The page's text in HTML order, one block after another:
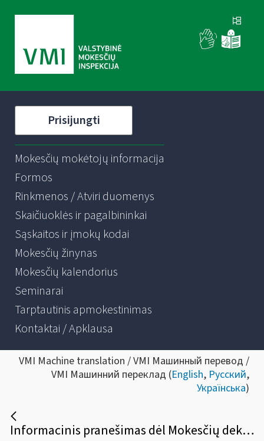
Prisijungti
Mokesčių mokėtojų informacija
Formos
Rinkmenos / Atviri duomenys
Skaičiuoklės ir pagalbininkai
Sąskaitos ir įmokų kodai
Mokesčių žinynas
Mokesčių kalendorius
Seminarai
Tarptautinis apmokestinimas
Kontaktai / Apklausa
VMI Machine translation / VMI Машинный перевод /
VMI Машинний переклад (English, Русский,
Українська)
Informacinis pranešimas dėl Mokesčių deklaracijų pateikimo, jų pateikimo termino pratęsimo ir mokesčių mokėtojų laikino atleidimo nuo mokesčių deklaracijų ir (arba) kitų teisės aktuose nurodytų dokumentų pateikimo taisyklių pakeitimo